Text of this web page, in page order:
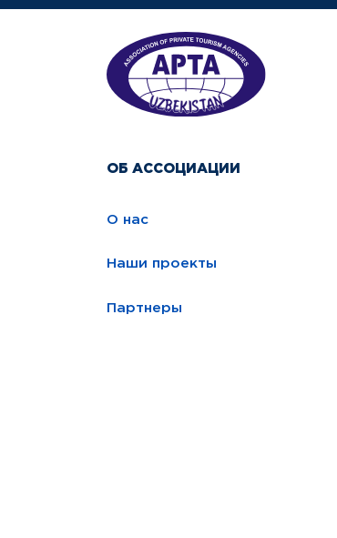
ОБ АССОЦИАЦИИ
О нас
Наши проекты
Партнеры